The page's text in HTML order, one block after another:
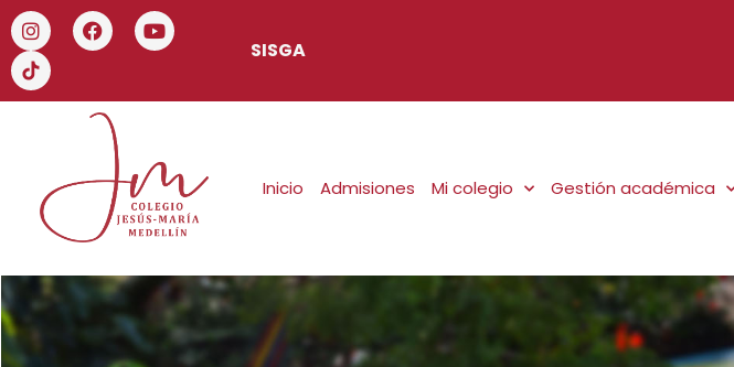
SISGA
Inicio Admisiones Mi colegio Gestión académica